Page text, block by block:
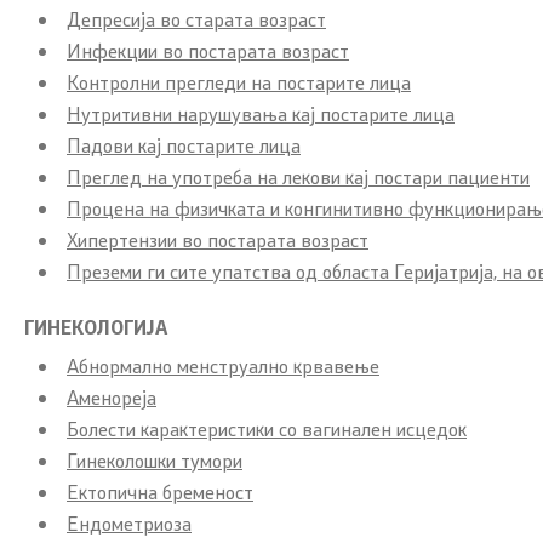
Депресија во старата возраст
Инфекции во постарата возраст
Контролни прегледи на постарите лица
Нутритивни нарушувања кај постарите лица
Падови кај постарите лица
Преглед на употреба на лекови кај постари пациенти
Процена на физичката и конгинитивно
Хипертензии во постарата возраст
Преземи ги сите упатства од областa Геријатрија, на
ГИНЕКОЛОГИЈА
Абнормално менструално крвавење
Аменореја
Болести карактеристики со вагинален исцедок
Гинеколошки тумори
Ектопична бременост
Ендометриоза